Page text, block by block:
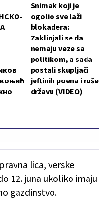
Snimak koji je
ogolio sve laži
blokadera:
Zaklinjali se da
nemaju veze sa
politikom, a sada
postali skupljači
jeftinih poena i ruše
državu (VIDEO)
lica, verske
12. juna ukoliko imaju
gazdinstvo.